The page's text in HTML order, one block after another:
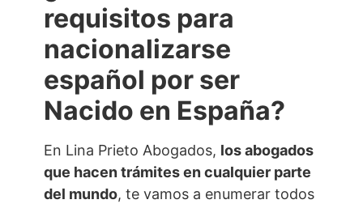
requisitos para
nacionalizarse
español por ser
Nacido en España?
En Lina Prieto Abogados, los abogados
que hacen trámites en cualquier parte
del mundo, te vamos a enumerar todos